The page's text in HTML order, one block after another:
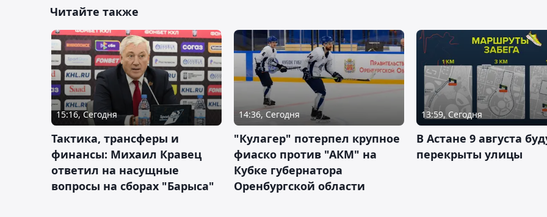
Читайте также
15:16, Сегодня
Тактика, трансферы и
финансы: Михаил Кравец
ответил на насущные
вопросы на сборах "Барыса"
14:36, Сегодня
"Кулагер" потерпел крупное
фиаско против "АКМ" на
Кубке губернатора
Оренбургской области
13:59, Сегодня
В Астане 9 августа
перекрыты улицы